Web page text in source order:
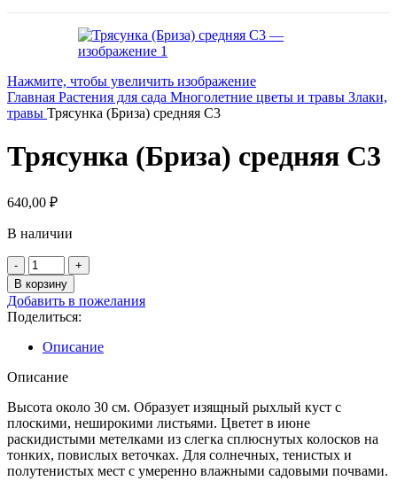
Нажмите, чтобы увеличить изображение
Главная Растения для сада Многолетние цветы и травы Злаки,
травы Трясунка (Бриза) средняя С3
Трясунка (Бриза) средняя С3
640,00 ₽
В наличии
Количество
товара
Трясунка
(Бриза)
средняя
С3
В корзину
Добавить в пожелания
Поделиться:
Описание
Описание
Высота около 30 см. Образует изящный рыхлый куст с
плоскими, неширокими листьями. Цветет в июне
раскидистыми метелками из слегка сплюснутых колосков на
тонких, повислых веточках. Для солнечных, тенистых и
полутенистых мест с умеренно влажными садовыми почвами.